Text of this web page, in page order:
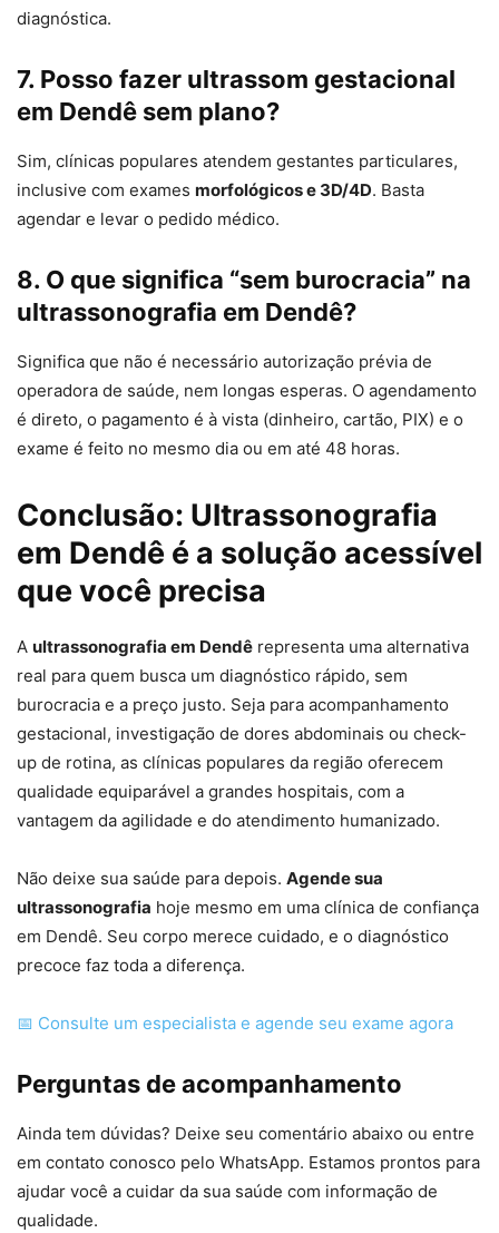
diagnóstica.
7. Posso fazer ultrassom gestacional
em Dendê sem plano?
Sim, clínicas populares atendem gestantes particulares,
inclusive com exames morfológicos e 3D/4D. Basta
agendar e levar o pedido médico.
8. O que significa “sem burocracia” na
ultrassonografia em Dendê?
Significa que não é necessário autorização prévia de
operadora de saúde, nem longas esperas. O agendamento
é direto, o pagamento é à vista (dinheiro, cartão, PIX) e o
exame é feito no mesmo dia ou em até 48 horas.
Conclusão: Ultrassonografia
em Dendê é a solução acessível
que você precisa
A ultrassonografia em Dendê representa uma alternativa
real para quem busca um diagnóstico rápido, sem
burocracia e a preço justo. Seja para acompanhamento
gestacional, investigação de dores abdominais ou check-
up de rotina, as clínicas populares da região oferecem
qualidade equiparável a grandes hospitais, com a
vantagem da agilidade e do atendimento humanizado.
Não deixe sua saúde para depois. Agende sua
ultrassonografia hoje mesmo em uma clínica de confiança
em Dendê. Seu corpo merece cuidado, e o diagnóstico
precoce faz toda a diferença.
📅 Consulte um especialista e agende seu exame agora
Perguntas de acompanhamento
Ainda tem dúvidas? Deixe seu comentário abaixo ou entre
em contato conosco pelo WhatsApp. Estamos prontos para
ajudar você a cuidar da sua saúde com informação de
qualidade.